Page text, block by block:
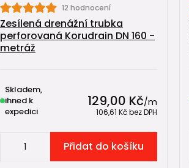
12 hodnocení
Zesílená drenážní trubka
perforovaná Korudrain DN 160 -
metráž
129,00 Kč/m
106,61 Kčbez DPH
Skladem,
ihned k
expedici
Přidat do košíku